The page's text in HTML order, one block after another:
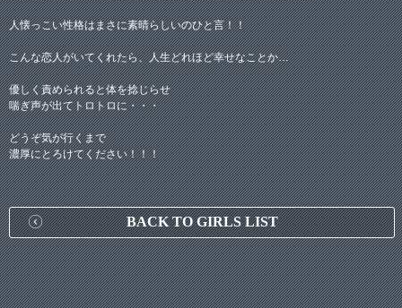
人懐っこい性格はまさに素晴らしいのひと言！！
こんな恋人がいてくれたら、人生どれほど幸せなことか…
優しく責められると体を捻じらせ
喘ぎ声が出てトロトロに・・・
どうぞ気が行くまで
濃厚にとろけてください！！！
BACK TO GIRLS LIST